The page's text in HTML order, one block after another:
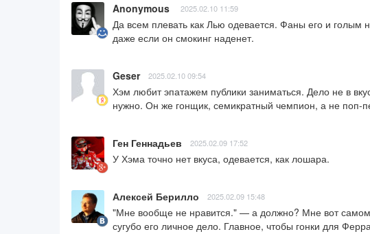
Anonymous 2025.02.10 11:59
Да всем плевать как Лью одевается. Фаны его и голым
даже если он смокинг наденет.
Geser 2025.02.10 09:54
Хэм любит эпатажем публики заниматься. Дело не в
нужно. Он же гонщик, семикратный чемпион, а не поп-
Ген Геннадьев 2025.02.09 17:52
У Хэма точно нет вкуса, одевается, как лошара.
Алексей Берилло 2025.02.09 15:48
"Мне вообще не нравится." — а должно? Мне вот
сугубо его личное дело. Главное, чтобы гонки для